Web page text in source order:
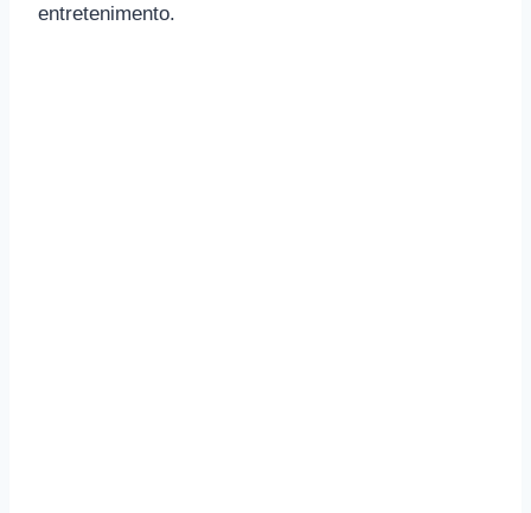
entretenimento.